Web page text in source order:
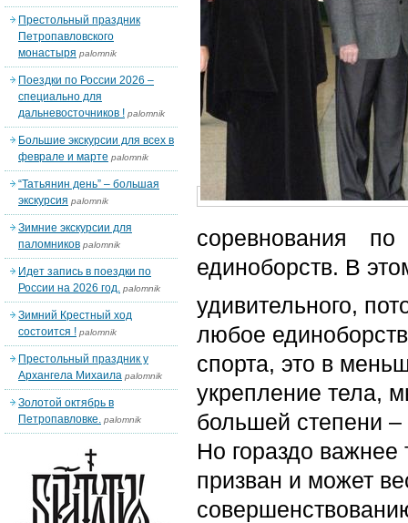
соревнования
единоборств. В
удивительного,
любое
спорта, это в
укрепление тела,
большей степени
Но гораздо важнее
призван и может
Престольный праздник
Петропавловского
монастыря palomnik
Поездки по России 2026 –
специально для
дальневосточников ! palomnik
Большие экскурсии для всех в
феврале и марте palomnik
“Татьянин день” – большая
экскурсия palomnik
Зимние экскурсии для
паломников palomnik
Идет запись в поездки по
России на 2026 год. palomnik
Зимний Крестный ход
состоится ! palomnik
Престольный праздник у
Архангела Михаила palomnik
Золотой октябрь в
Петропавловке. palomnik